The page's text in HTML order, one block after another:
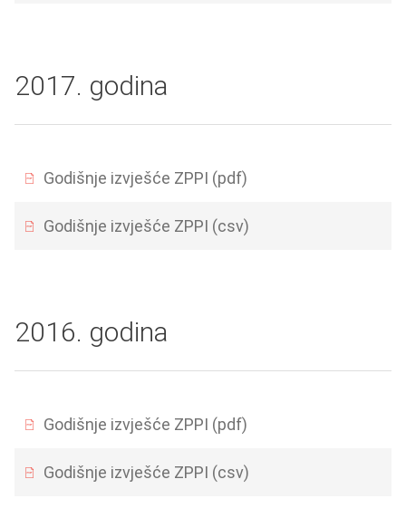
2017. godina
Godišnje izvješće ZPPI (pdf)
Godišnje izvješće ZPPI (csv)
2016. godina
Godišnje izvješće ZPPI (pdf)
Godišnje izvješće ZPPI (csv)